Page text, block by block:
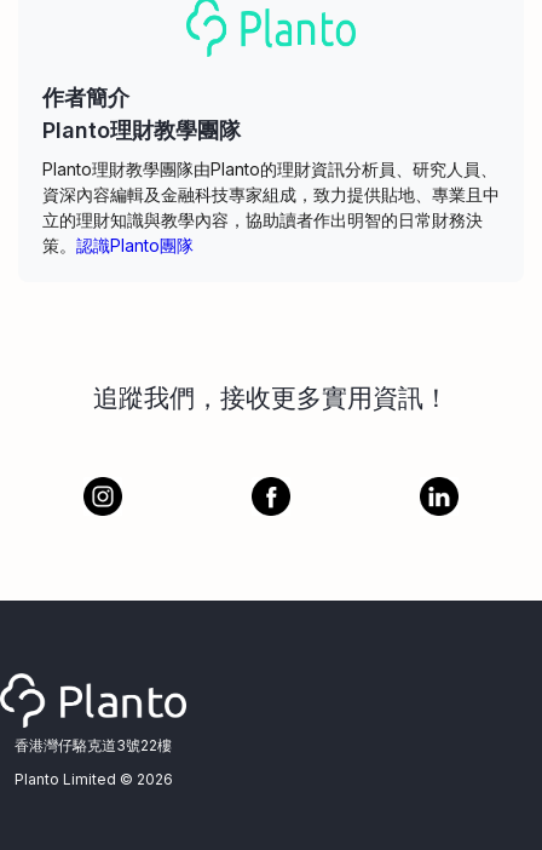
作者簡介
Planto理財教學團隊
Planto理財教學團隊由Planto的理財資訊分析員、研究人員、
資深內容編輯及金融科技專家組成，致力提供貼地、專業且中
立的理財知識與教學內容，協助讀者作出明智的日常財務決
策。 認識Planto團隊
追蹤我們，接收更多實用資訊！
香港灣仔駱克道3號22樓
Planto Limited © 2026